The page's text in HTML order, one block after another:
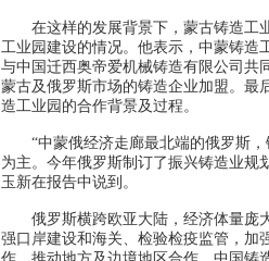
在这样的发展背景下，蒙古铸造工业
工业园建设的情况。他表示，中蒙铸造
与中国迁西奥帝爱机械铸造有限公司共
蒙古及俄罗斯市场的铸造企业加盟。最
造工业园的合作背景及过程。
“中蒙俄经济走廊最北端的俄罗斯，
为主。今年俄罗斯制订了振兴铸造业规
玉新在报告中说到。
俄罗斯横跨欧亚大陆，经济体量庞大
强口岸建设和海关、检验检疫监管，加